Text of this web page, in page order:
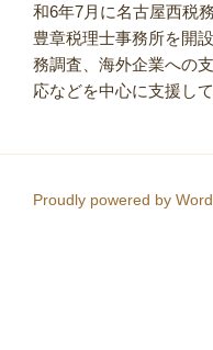
和6年7月に名古屋西税
豊章税理士事務所を開
務調査、海外企業への
応などを中心に支援して
Proudly powered by